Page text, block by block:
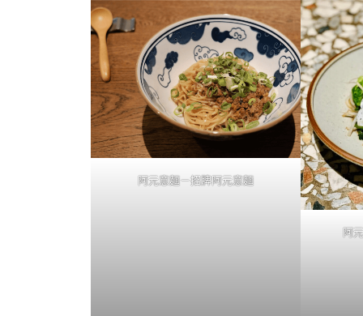
阿元意麵－招牌阿元意麵
阿